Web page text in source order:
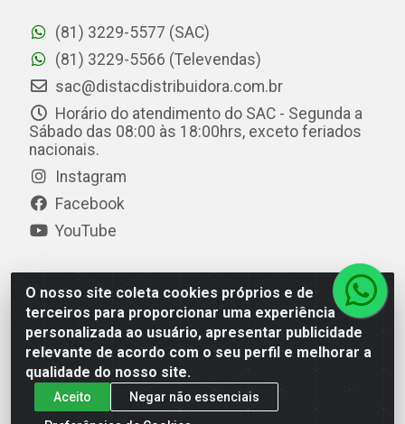
O nosso site coleta cookies próprios e de
terceiros para proporcionar uma experiência
personalizada ao usuário, apresentar publicidade
relevante de acordo com o seu perfil e melhorar a
qualidade do nosso site.
Aceito
Negar não essenciais
(81) 3229-5577 (SAC)
(81) 3229-5566 (Televendas)
sac@distacdistribuidora.com.br
Horário do atendimento do SAC - Segunda a
Sábado das 08:00 às 18:00hrs, exceto feriados
nacionais.
Instagram
Facebook
YouTube
Distac Distribuidora - Av. Durval de Góes Monteiro, 7049
- Jardim Petrópolis - Maceió/AL - CEP 57061-000 - CNPJ
08.072.649/0001-20